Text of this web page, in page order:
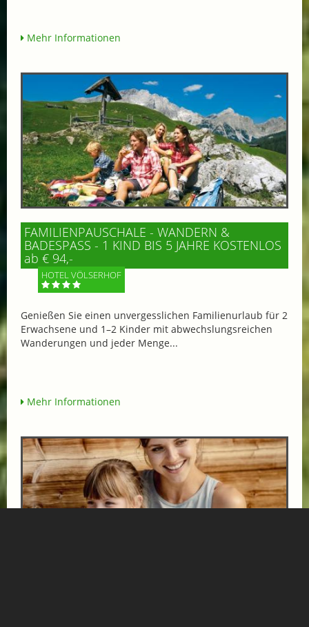
Mehr Informationen
FAMILIENPAUSCHALE - WANDERN &
BADESPASS - 1 KIND BIS 5 JAHRE KOSTENLOS
ab € 94,-
HOTEL VÖLSERHOF
Genießen Sie einen unvergesslichen Familienurlaub für 2
Erwachsene und 1–2 Kinder mit abwechslungsreichen
Wanderungen und jeder Menge...
Mehr Informationen